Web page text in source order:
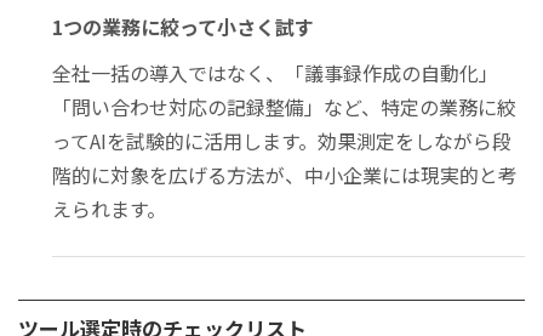
1つの業務に絞って小さく試す
全社一括の導入ではなく、「議事録作成の自動化」
「問い合わせ対応の記録整備」など、特定の業務に絞
ってAIを試験的に活用します。効果測定をしながら段
階的に対象を広げる方法が、中小企業には現実的と考
えられます。
ツール選定時のチェックリスト